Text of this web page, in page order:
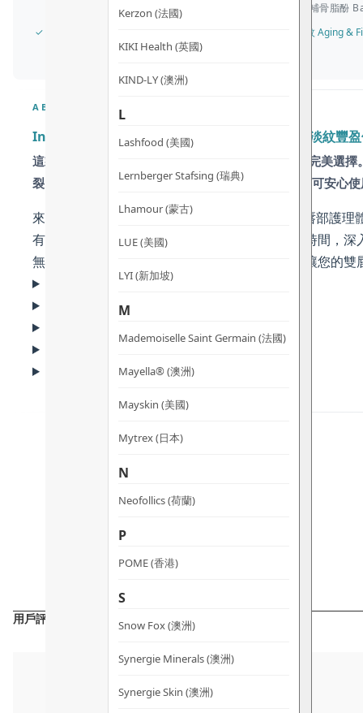
Kerzon (法國)
KIKI Health (英國)
KIND-LY (澳洲)
L
Lashfood (美國)
Lernberger Stafsing (瑞典)
Lhamour (蒙古)
LUE (美國)
LYI (新加坡)
M
Mademoiselle Saint Germain (法國)
Mayella® (澳洲)
Mayskin (美國)
Mytrex (日本)
N
Neofollics (荷蘭)
P
POME (香港)
S
Snow Fox (澳洲)
Synergie Minerals (澳洲)
Synergie Skin (澳洲)
補骨脂酚
✓ 所有膚質 All Skin Types · 敏感肌膚 Sensitive Skin · 衰老及細紋 Aging &
ABOUT
Inika Organic 豐潤柔嫩唇膜 – 天然純素去角質 淡紋豐
這款 Inika Organic 豐潤柔嫩唇膜 是您夜間修護的完美選擇
裂，讓雙唇重現豐盈水嫩光澤。純素配方，敏感肌亦可安心
來自澳洲的 Inika Organic ，為您帶來專業級的唇部護理
有高濃度的活性成分，能在夜間皮膚修復的黃金時間，
無論是作為急救修護，還是日常妝前打底，都能讓您的
為什麼選擇 Inika Organic 豐潤柔嫩唇膜?
核心成份拆解
使用方法及注意事項
用戶評價